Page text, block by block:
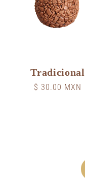
Tradicional
Precio
$ 30.00 MXN